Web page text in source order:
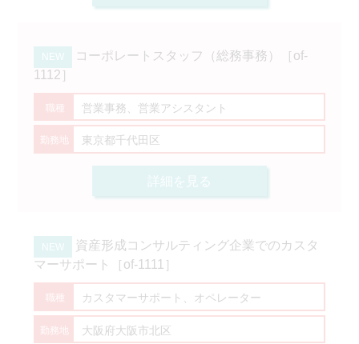
コーポレートスタッフ（総務事務）［of-
1112］
営業事務、営業アシスタント
東京都千代田区
詳細を見る
資産形成コンサルティング企業でのカスタ
マーサポート［of-1111］
カスタマーサポート、オペレーター
大阪府大阪市北区